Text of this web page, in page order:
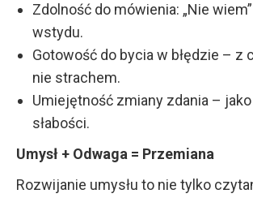
Zdolność do mówienia: „Nie
wstydu.
Gotowość do bycia w błędzie – z
nie strachem.
Umiejętność zmiany zdania – jako
słabości.
Umysł + Odwaga = Przemiana
Rozwijanie umysłu to nie tylko